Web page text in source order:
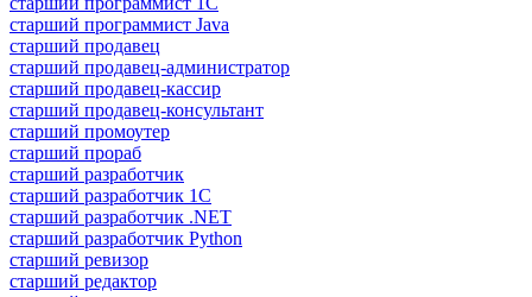
старший программист Java
старший продавец
старший продавец-администратор
старший продавец-кассир
старший продавец-консультант
старший промоутер
старший прораб
старший разработчик
старший разработчик 1С
старший разработчик .NET
старший разработчик Python
старший ревизор
старший редактор